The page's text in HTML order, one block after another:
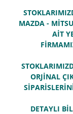
MAZDA -
AİT
ORJİNAL
DETAYLI